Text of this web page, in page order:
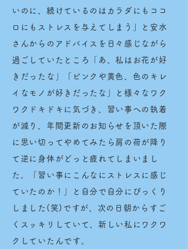
いのに、続けているのはカラダにもココ
ロにもストレスを与えてしまう」と安水
さんからのアドバイスを日々感じながら
過ごしていたところ「あ、私はお花が好
きだったな」「ピンクや黄色、色のキレ
イなモノが好きだったな」と様々なワク
ワクドキドキに気づき、習い事への執着
が減り、年間更新のお知らせを頂いた際
に思い切ってやめてみたら肩の荷が降り
て逆に身体がどっと疲れてしまいまし
た。「習い事にこんなにストレスに感じ
ていたのか！」と自分で自分にびっくり
しました(笑)ですが、次の日朝からすご
くスッキリしていて、新しい私にワクワ
クしていたんです。